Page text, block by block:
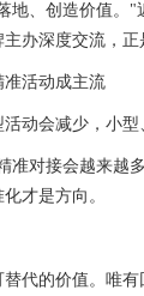
地、创造价值。
办深度交流，正
活动成主流
动会减少，小
准对接会越来越
才是方向。
代的价值。唯